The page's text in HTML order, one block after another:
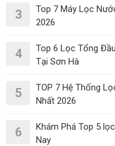
3
Top 7 Máy Lọc
2026
4
Top 6 Lọc Tổng
Tại Sơn Hà
5
TOP 7 Hệ Thống
Nhất 2026
6
Khám Phá Top 5
Nay